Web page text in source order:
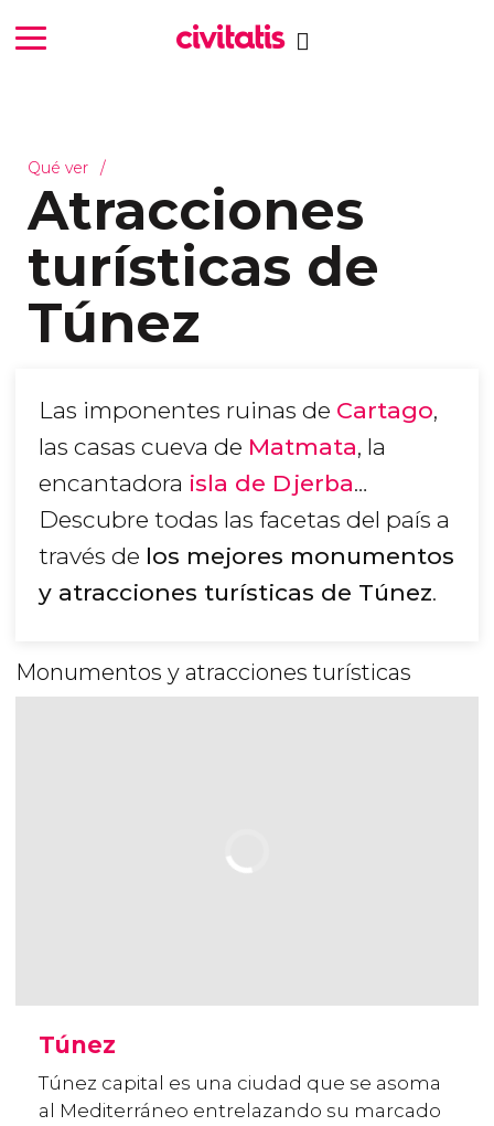
Qué ver
Atracciones
turísticas de
Túnez
Las imponentes ruinas de Cartago,
las casas cueva de Matmata, la
encantadora isla de Djerba…
Descubre todas las facetas del país a
través de los mejores monumentos
y atracciones turísticas de Túnez.
Monumentos y atracciones turísticas
Túnez
Túnez capital es una ciudad que se asoma
al Mediterráneo entrelazando su marcado